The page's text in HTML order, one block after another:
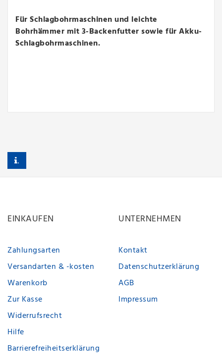
Für Schlagbohrmaschinen und leichte
Bohrhämmer mit 3-Backenfutter sowie für Akku-
Schlagbohrmaschinen.
EINKAUFEN
Zahlungsarten
Versandarten & -kosten
Warenkorb
Zur Kasse
Widerrufsrecht
Hilfe
Barrierefreiheitserklärung
UNTERNEHMEN
Kontakt
Datenschutzerklärung
AGB
Impressum